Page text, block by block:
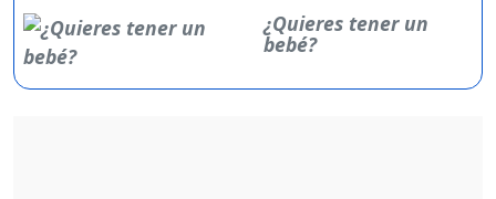
¿Quieres tener un
bebé?